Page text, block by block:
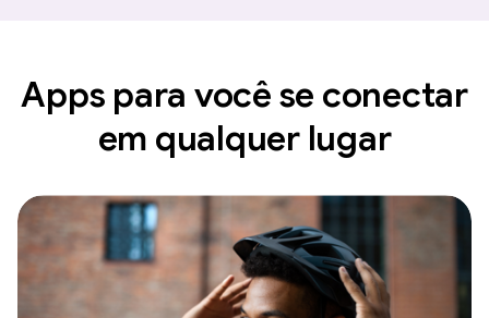
Apps para você se conectar
em qualquer lugar